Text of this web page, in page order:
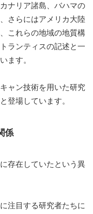
ナリア諸島、バハマの
さらにはアメリカ大陸
これらの地域の地質構
ランティスの記述と一
ます。
ャン技術を用いた研究
登場しています。
係
存在していたという異
注目する研究者たちに